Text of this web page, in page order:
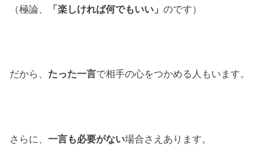
（極論、 「楽しければ何でもいい」のです）
だから、 たった一言で相手の心をつかめる人もいます。
さらに、一言も必要がない場合さえあります。